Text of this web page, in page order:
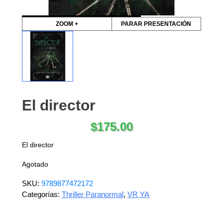
ZOOM + PARAR PRESENTACIÓN
El director
$175.00
El director
Agotado
SKU: 9789877472172
Categorías: Thriller Paranormal, VR YA